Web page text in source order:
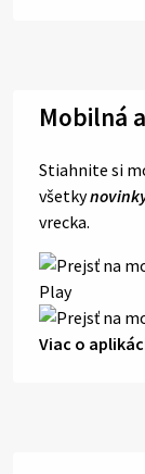
Mobilná
Stiahnite si
všetky
vrecka.
Viac o